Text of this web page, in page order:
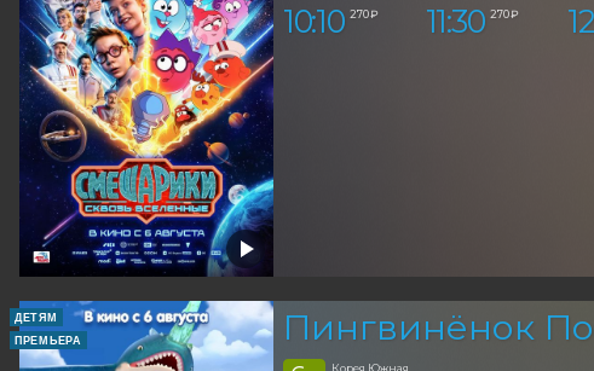
10:10 270 ₽ 11:30 270 ₽
ДЕТЯМ
ПРЕМЬЕРА
Пингвинёнок
Корея Южная